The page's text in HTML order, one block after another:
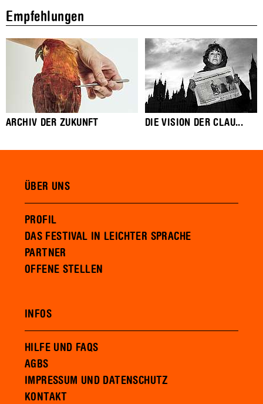
Empfehlungen
ARCHIV DER ZUKUNFT DIE VISION DER CLAU...
ÜBER UNS
PROFIL
DAS FESTIVAL IN LEICHTER SPRACHE
PARTNER
OFFENE STELLEN
INFOS
HILFE UND FAQS
AGBS
IMPRESSUM UND DATENSCHUTZ
KONTAKT